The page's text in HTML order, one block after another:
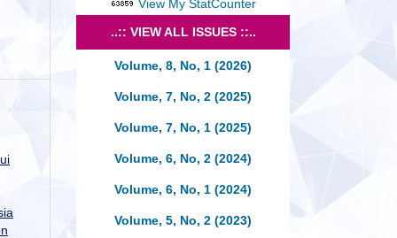
View My StatCounter
..:: VIEW ALL ISSUES ::..
Volume, 8, No, 1 (2026)
Volume, 7, No, 2 (2025)
Volume, 7, No, 1 (2025)
Volume, 6, No, 2 (2024)
Volume, 6, No, 1 (2024)
Volume, 5, No, 2 (2023)